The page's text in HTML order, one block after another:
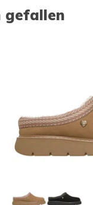
gefallen